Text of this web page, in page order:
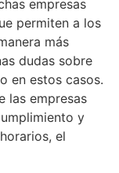
empresas
permiten a los
más
dudas sobre
en estos casos.
las empresas
y
el